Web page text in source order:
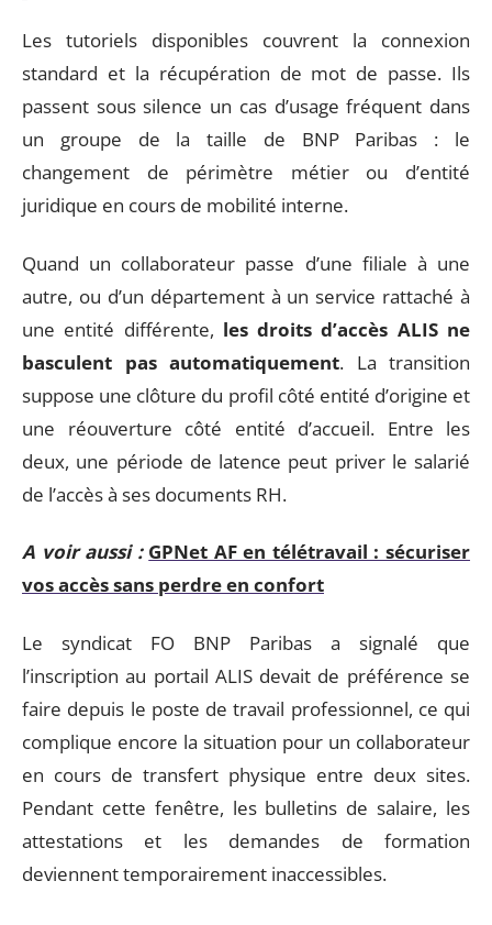
Les tutoriels disponibles couvrent la connexion
standard et la récupération de mot de passe. Ils
passent sous silence un cas d’usage fréquent dans
un groupe de la taille de BNP Paribas : le
changement de périmètre métier ou d’entité
juridique en cours de mobilité interne.
Quand un collaborateur passe d’une filiale à une
autre, ou d’un département à un service rattaché à
une entité différente, les droits d’accès ALIS ne
basculent pas automatiquement. La transition
suppose une clôture du profil côté entité d’origine et
une réouverture côté entité d’accueil. Entre les
deux, une période de latence peut priver le salarié
de l’accès à ses documents RH.
A voir aussi : GPNet AF en télétravail : sécuriser
vos accès sans perdre en confort
Le syndicat FO BNP Paribas a signalé que
l’inscription au portail ALIS devait de préférence se
faire depuis le poste de travail professionnel, ce qui
complique encore la situation pour un collaborateur
en cours de transfert physique entre deux sites.
Pendant cette fenêtre, les bulletins de salaire, les
attestations et les demandes de formation
deviennent temporairement inaccessibles.